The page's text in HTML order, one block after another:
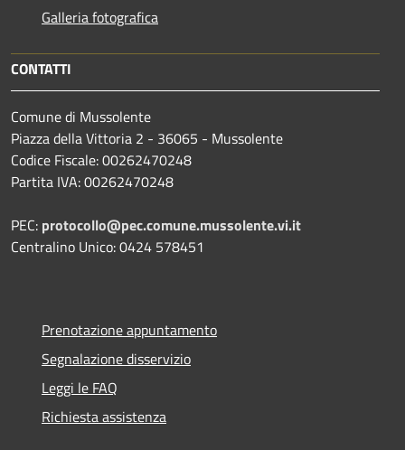
Galleria fotografica
CONTATTI
Comune di Mussolente
Piazza della Vittoria 2 - 36065 - Mussolente
Codice Fiscale: 00262470248
Partita IVA: 00262470248
PEC: protocollo@pec.comune.mussolente.vi.it
Centralino Unico: 0424 578451
Prenotazione appuntamento
Segnalazione disservizio
Leggi le FAQ
Richiesta assistenza